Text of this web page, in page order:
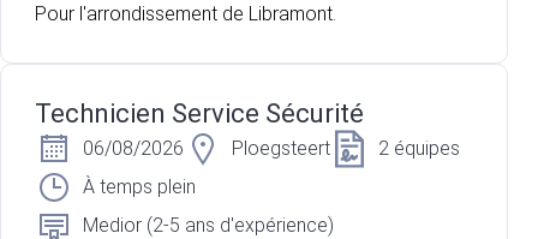
Pour l'arrondissement de Libramont.
Technicien Service Sécurité
06/08/2026 Ploegsteert
2 équipes
À temps plein
Medior (2-5 ans d'expérience)